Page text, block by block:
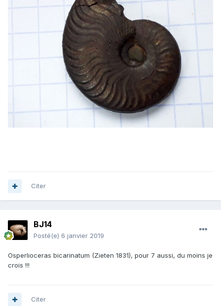
Citer
BJ14
Posté(e) 6 janvier 2019
Osperlioceras bicarinatum (Zieten 1831), pour 7 aussi, du moins je
crois !!!
Citer